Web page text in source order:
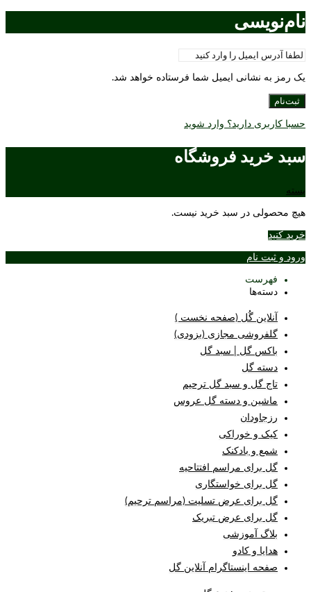
نام‌نویسی
یک رمز به نشانی ایمیل شما فرستاده خواهد شد.
ثبت‌نام
حسبا کاربری دارید؟ وارد شوید
سبد خرید فروشگاه
بسته
هیچ محصولی در سبد خرید نیست.
خرید کنید
ورود و ثبت نام
فهرست
دسته‌ها
آنلاین گُل (صفحه نخست )
گلفروشی مجازی (بزودی)
باکس گل | سبد گل
دسته گل
تاج گل و سبد گل ترحیم
ماشین و دسته گل عروس
رزجاودان
کیک و خوراکی
شمع و بادکنک
گل برای مراسم افتتاحیه
گل برای خواستگاری
گل برای عرض تسلیت (مراسم ترحیم)
گل برای عرض تبریک
بلاگ آموزشی
هدایا و کادو
صفحه اینستاگرام آنلاین گل